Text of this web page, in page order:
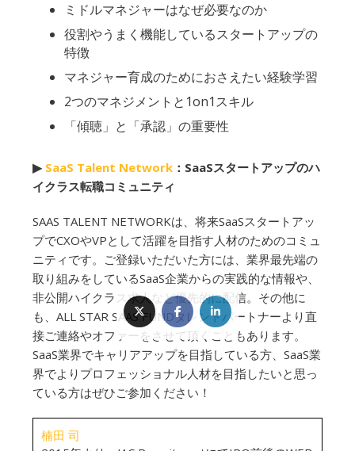
ミドルマネジャーはなぜ必要なのか
役割やうまく機能しているスタートアップの
特徴
マネジャー育成のためにおさえたい経験学習
2つのマネジメントと1on1スキル
「傾聴」と「承認」の重要性
▶︎ SaaS Talent Network ：SaaSスタートアップのハ
イクラス転職コミュニティ
SAAS TALENT NETWORKは、将来SaaSスタートアッ
プでCXOやVPとして活躍を目指す人材のためのコミュ
ニティです。ご登録いただいた方には、業界最先端の
取り組みをしているSaaS企業からの実践的な情報や、
非公開ハイクラス求人など優先的に配信。その他に
も、ALL STAR SAAS FUNDタレントパートナーより直
接ご連絡やオファーをさせて頂くこともあります。
SaaS業界でキャリアアップを目指している方、SaaS業
界でよりプロフェッショナル人材を目指したいと思っ
ている方はぜひご参加ください！
楠田 司